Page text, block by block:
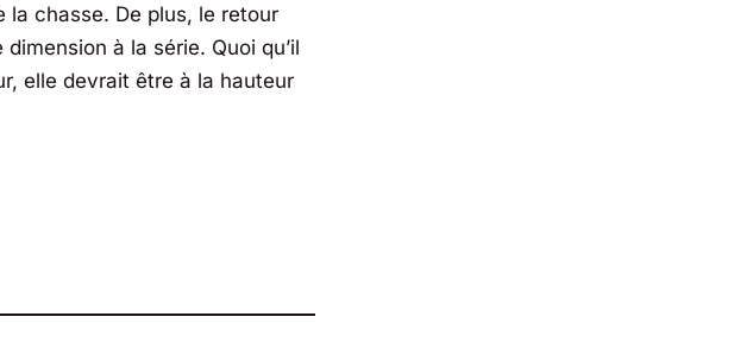
la chasse. De plus, le retour
à la série. Quoi qu’il
elle devrait être à la hauteur